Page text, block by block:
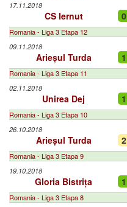
17.11.2018
CS Iernut
Romania - Liga 3 Etapa 12
09.11.2018
Arieșul Turda
Romania - Liga 3 Etapa 11
02.11.2018
Unirea Dej
Romania - Liga 3 Etapa 10
26.10.2018
Arieșul Turda
Romania - Liga 3 Etapa 9
19.10.2018
Gloria Bistrița
Romania - Liga 3 Etapa 8